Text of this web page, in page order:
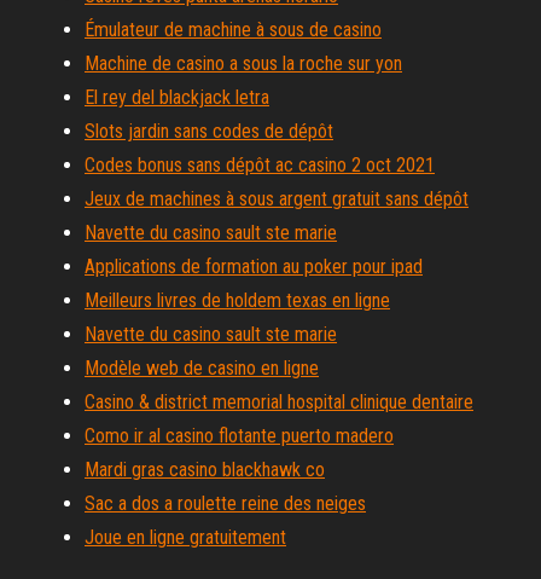
Émulateur de machine à sous de casino
Machine de casino a sous la roche sur yon
El rey del blackjack letra
Slots jardin sans codes de dépôt
Codes bonus sans dépôt ac casino 2 oct 2021
Jeux de machines à sous argent gratuit sans dépôt
Navette du casino sault ste marie
Applications de formation au poker pour ipad
Meilleurs livres de holdem texas en ligne
Navette du casino sault ste marie
Modèle web de casino en ligne
Casino & district memorial hospital clinique dentaire
Como ir al casino flotante puerto madero
Mardi gras casino blackhawk co
Sac a dos a roulette reine des neiges
Joue en ligne gratuitement